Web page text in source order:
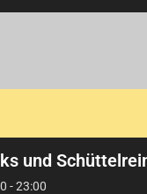
und
-23:00